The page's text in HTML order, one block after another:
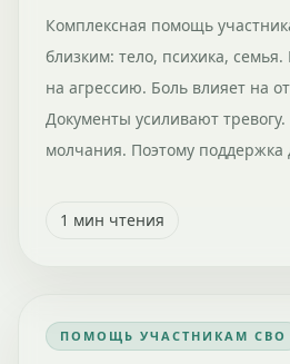
Комплексная помощь
близким: тело, психика,
на агрессию. Боль влияет на
Документы усиливают тревогу.
молчания. Поэтому поддержка
1 мин чтения
ПОМОЩЬ УЧАСТНИКАМ СВО